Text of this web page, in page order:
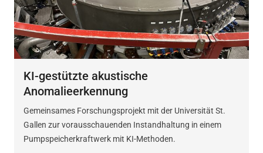
KI-gestützte akustische
Anomalieerkennung
Gemeinsames Forschungsprojekt mit der Universität St.
Gallen zur vorausschauenden Instandhaltung in einem
Pumpspeicherkraftwerk mit KI-Methoden.